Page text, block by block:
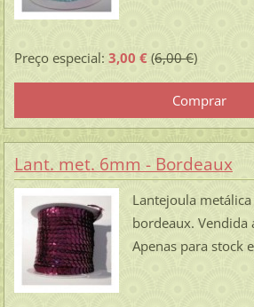
Preço especial: 3,00 €(6,00 €)
Lant. met. 6mm - Bordeaux
Lantejoula
bordeaux.
Apenas para stock